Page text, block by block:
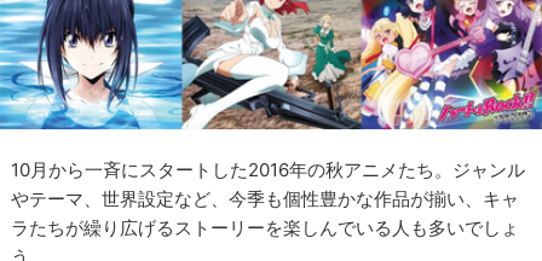
10月から一斉にスタートした2016年の秋アニメたち。ジャンル
やテーマ、世界設定など、今季も個性豊かな作品が揃い、キャ
ラたちが繰り広げるストーリーを楽しんでいる人も多いでしょ
う。